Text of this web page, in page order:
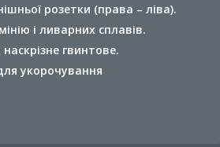
розетки (права – ліва).
і ливарних сплавів.
гвинтове.
укорочування